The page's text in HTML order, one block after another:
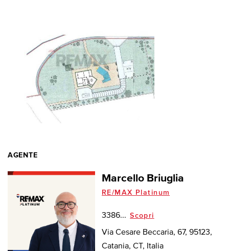
AGENTE
Marcello Briuglia
RE/MAX Platinum
3386... Scopri
Via Cesare Beccaria, 67, 95123,
Catania, CT, Italia